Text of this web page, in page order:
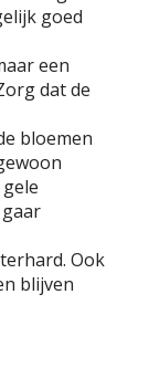
goed
een
dat de
bloemen
Ook
blijven